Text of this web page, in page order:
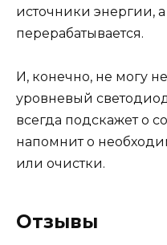
источники энергии,
перерабатывается.
И, конечно, не могу
уровневый
всегда подскажет о
напомнит о
или очистки.
Отзывы